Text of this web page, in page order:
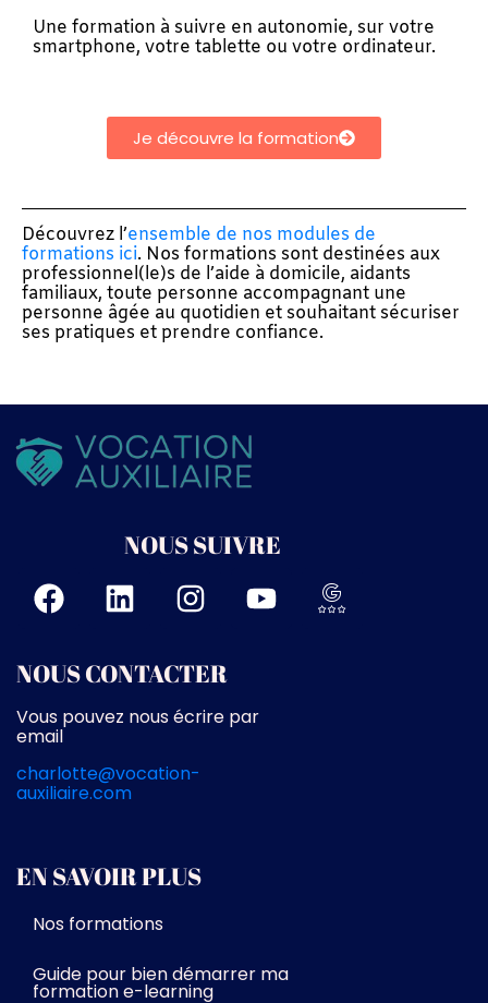
Une formation à suivre en autonomie, sur votre
smartphone, votre tablette ou votre ordinateur.
Je découvre la formation
Découvrez l’ensemble de nos modules de
formations ici. Nos formations sont destinées aux
professionnel(le)s de l’aide à domicile, aidants
familiaux, toute personne accompagnant une
personne âgée au quotidien et souhaitant sécuriser
ses pratiques et prendre confiance.
NOUS SUIVRE
NOUS CONTACTER
Vous pouvez nous écrire par
email
charlotte@vocation-
auxiliaire.com
EN SAVOIR PLUS
Nos formations
Guide pour bien démarrer ma
formation e-learning